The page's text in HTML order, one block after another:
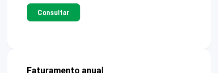
Consultar
Faturamento anual